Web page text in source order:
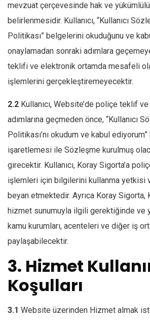
mevzuat çerçevesinde hak ve
belirlenmesidir. Kullanıcı, “Kullanıcı
Politikası” belgelerini okuduğunu ve
onaylamadan sonraki adımlara
teklifi ve elektronik ortamda mesafeli
işlemlerini gerçekleştiremeyecektir.
2.2 Kullanıcı, Website’de poliçe teklif ve
adımlarına geçmeden önce, “Kullanıcı
Politikası’nı okudum ve kabul
işaretlemesi ile Sözleşme kurulmuş
girecektir. Kullanıcı, Koray Sigorta’a
işlemleri için bilgilerini kullanma yetkisi
beyan etmektedir. Ayrıca Koray Sigorta,
hizmet sunumuyla ilgili gerektiğinde ve
kamu kurumları, acenteleri ve diğer iş
paylaşabilecektir.
3. Hizmet
Koşulları
3.1 Website üzerinden Hizmet almak